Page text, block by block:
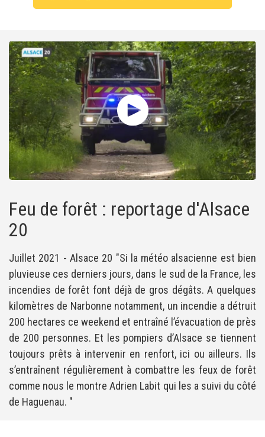
Feu de forêt : reportage d'Alsace
20
Juillet 2021 - Alsace 20 "Si la météo alsacienne est bien
pluvieuse ces derniers jours, dans le sud de la France, les
incendies de forêt font déjà de gros dégâts. A quelques
kilomètres de Narbonne notamment, un incendie a détruit
200 hectares ce weekend et entraîné l’évacuation de près
de 200 personnes. Et les pompiers d’Alsace se tiennent
toujours prêts à intervenir en renfort, ici ou ailleurs. Ils
s’entraînent régulièrement à combattre les feux de forêt
comme nous le montre Adrien Labit qui les a suivi du côté
de Haguenau. "